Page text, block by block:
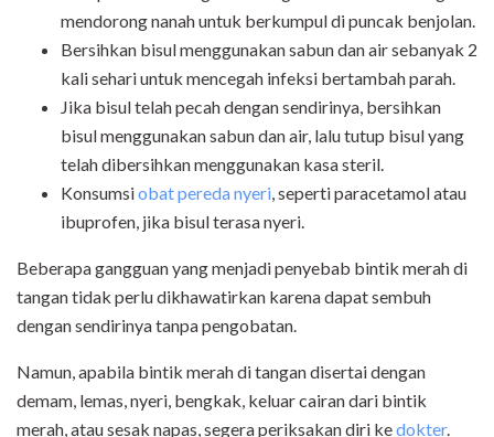
mendorong nanah untuk berkumpul di puncak benjolan.
Bersihkan bisul menggunakan sabun dan air sebanyak 2
kali sehari untuk mencegah infeksi bertambah parah.
Jika bisul telah pecah dengan sendirinya, bersihkan
bisul menggunakan sabun dan air, lalu tutup bisul yang
telah dibersihkan menggunakan kasa steril.
Konsumsiobat pereda nyeri, seperti paracetamol atau
ibuprofen, jika bisul terasa nyeri.
Beberapa gangguan yang menjadi penyebab bintik merah di
tangan tidak perlu dikhawatirkan karena dapat sembuh
dengan sendirinya tanpa pengobatan.
Namun, apabila bintik merah di tangan disertai dengan
demam, lemas, nyeri, bengkak, keluar cairan dari bintik
merah, atau sesak napas, segera periksakan diri kedokter.